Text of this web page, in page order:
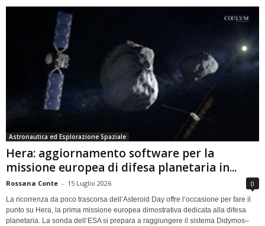
Astronautica ed Esplorazione Spaziale
Hera: aggiornamento software per la
missione europea di difesa planetaria in...
Rossana Conte - 15 Luglio 2026 0
La ricorrenza da poco trascorsa dell’Asteroid Day offre l’occasione per fare il
punto su Hera, la prima missione europea dimostrativa dedicata alla difesa
planetaria. La sonda dell’ESA si prepara a raggiungere il sistema Didymos–